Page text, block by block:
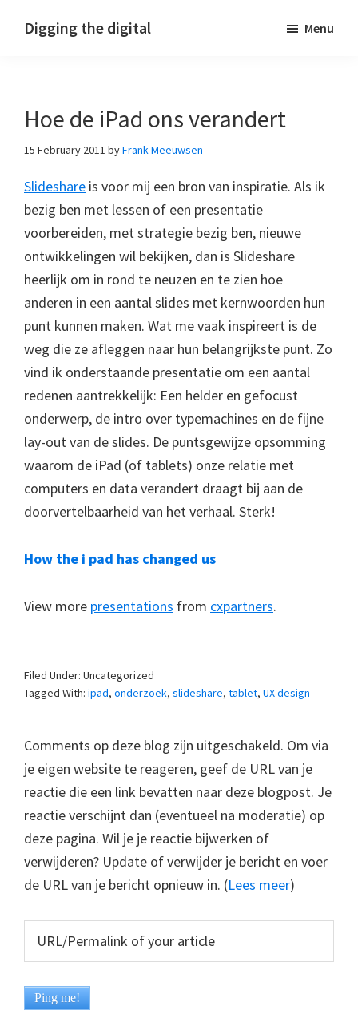
Digging the digital Menu
Hoe de iPad ons verandert
15 February 2011 byFrank Meeuwsen
Slideshare is voor mij een bron van inspiratie. Als ik
bezig ben met lessen of een presentatie
voorbereiden, met strategie bezig ben, nieuwe
ontwikkelingen wil bekijken, dan is Slideshare
heerlijk om in rond te neuzen en te zien hoe
anderen in een aantal slides met kernwoorden hun
punt kunnen maken. Wat me vaak inspireert is de
weg die ze afleggen naar hun belangrijkste punt. Zo
vind ik onderstaande presentatie om een aantal
redenen aantrekkelijk: Een helder en gefocust
onderwerp, de intro over typemachines en de fijne
lay-out van de slides. De puntsgewijze opsomming
waarom de iPad (of tablets) onze relatie met
computers en data verandert draagt bij aan de
doorvertelbaarheid van het verhaal. Sterk!
How the i pad has changed us
View more presentations from cxpartners.
Filed Under: Uncategorized
Tagged With: ipad, onderzoek, slideshare, tablet, UX design
Comments op deze blog zijn uitgeschakeld. Om via
je eigen website te reageren, geef de URL van je
reactie die een link bevatten naar deze blogpost. Je
reactie verschijnt dan (eventueel na moderatie) op
deze pagina. Wil je je reactie bijwerken of
verwijderen? Update of verwijder je bericht en voer
de URL van je bericht opnieuw in. (Lees meer)